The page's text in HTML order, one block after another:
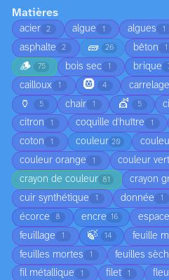
Matières
acier 2 algue 1 algues 1
asphalte 2 🧱 26 bêton 1
🪵 75 bois sec 1 brique
cailloux 1 🛞 4 carrelage
🏺 5 chair 1 💇 5
citron 1 coquille d'huître 1
coton 1 couleur 20
couleur orange 1 couleur
crayon de couleur 81 crayon
cuir synthétique 1 donnée 1
écorce 8 encre 16
feuillage 1 🍃 14 feuille
feuilles mortes 1 feuilles
fil métallique 1 filet 1